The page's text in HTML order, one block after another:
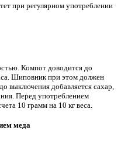
при регулярном употреблении
Компот доводится до
Шиповник при этом должен
выключения добавляется сахар,
Перед употреблением
10 грамм на 10 кг веса.
меда